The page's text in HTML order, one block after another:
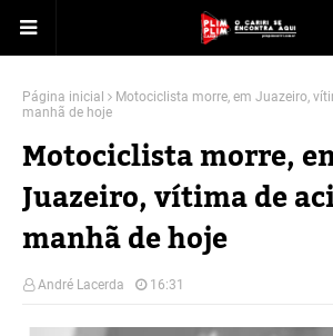
Página inicial
Motociclista morre, em Juazeiro,
manhã de hoje
Motociclista morre,
Juazeiro, vítima de
manhã de hoje
André Lacerda 16:31